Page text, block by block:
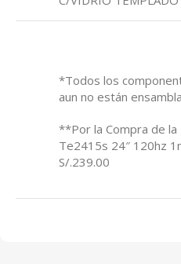
*Todos los
aun no están
**Por la Compra de
Te2415s 24″ 120hz
S/.239.00